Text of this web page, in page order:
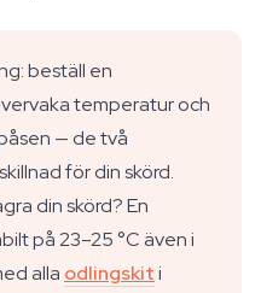
beställ en
temperatur och
— de två
för din skörd.
din skörd? En
på 23–25 °C även i
alla odlingskiti